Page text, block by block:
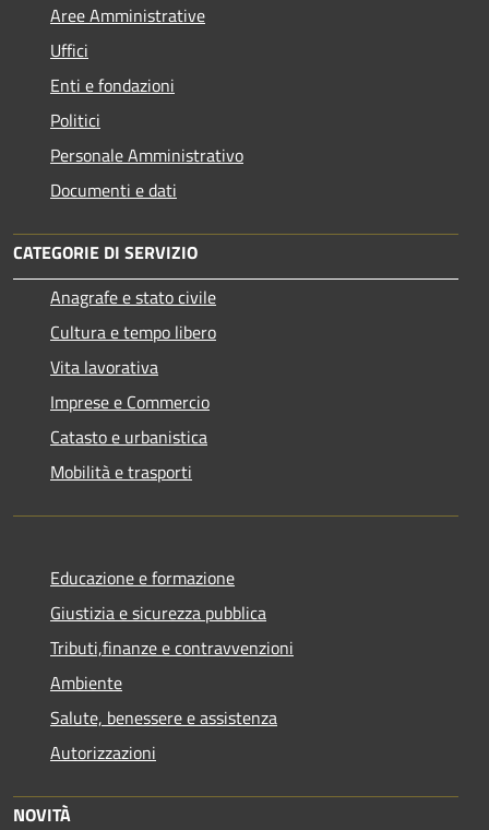
Aree Amministrative
Uffici
Enti e fondazioni
Politici
Personale Amministrativo
Documenti e dati
CATEGORIE DI SERVIZIO
Anagrafe e stato civile
Cultura e tempo libero
Vita lavorativa
Imprese e Commercio
Catasto e urbanistica
Mobilità e trasporti
Educazione e formazione
Giustizia e sicurezza pubblica
Tributi,finanze e contravvenzioni
Ambiente
Salute, benessere e assistenza
Autorizzazioni
NOVITÀ